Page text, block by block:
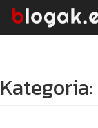
Kategoria: